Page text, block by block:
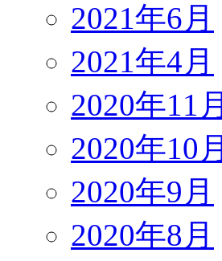
2021年6月
2021年4月
2020年11月
2020年10月
2020年9月
2020年8月